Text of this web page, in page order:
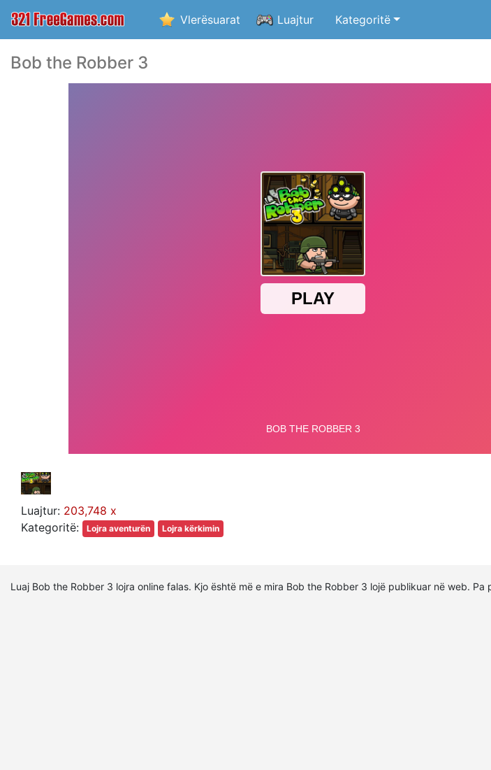
Vlerësuarat Luajtur Kategoritë
Bob the Robber 3
Luajtur: 203,748 x
Kategoritë:
Lojra aventurën Lojra kërkimin
Luaj Bob the Robber 3 lojra online falas. Kjo është më e mira Bob the Robber 3 lojë publikuar në web.